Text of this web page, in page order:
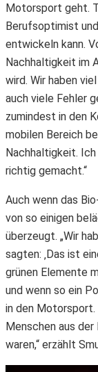
Motorsport geht.
Berufsoptimist
entwickeln kann.
Nachhaltigkeit im
wird. Wir haben
auch viele Fehler
zumindest in den
mobilen Bereich
Nachhaltigkeit. Ich
richtig gemacht.“
Auch wenn das
von so einigen
überzeugt. „Wir
sagten: ‚Das ist
grünen Elemente
und wenn so ein
in den Motorsport.
Menschen aus
waren,“ erzählt